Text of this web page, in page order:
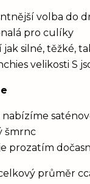
volba do
pro culíky
jak silné, těžké,
velikosti S
nabízíme
šmrnc
prozatím
průměr